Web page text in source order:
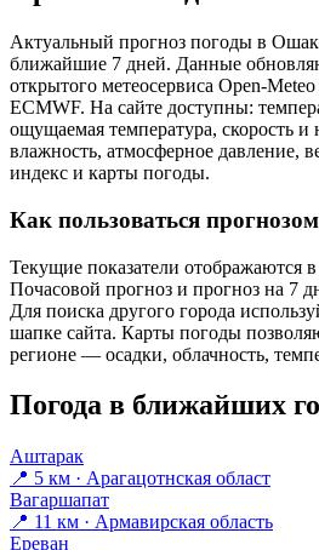
Актуальный прогноз погоды в
ближайшие 7 дней. Данные
открытого метеосервиса Open-
ECMWF. На сайте доступны:
ощущаемая температура, скорость и
влажность, атмосферное давление,
индекс и карты погоды.
Как пользоваться прогнозом
Текущие показатели отображаются
Почасовой прогноз и прогноз на 7
Для поиска другого города
шапке сайта. Карты погоды
регионе — осадки, облачность,
Погода в ближайших
Аштарак
📍 5 км · Арагацотнская област
Вагаршапат
📍 11 км · Армавирская область
Ереван